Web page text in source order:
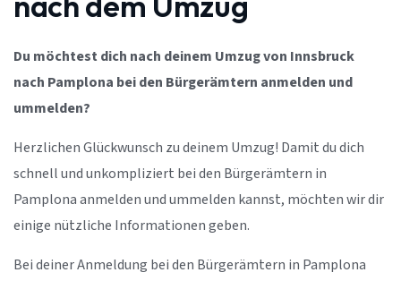
Du möchtest dich nach deinem Umzug von Innsbruck
nach Pamplona bei den Bürgerämtern anmelden und
ummelden?
Herzlichen Glückwunsch zu deinem Umzug! Damit du dich
schnell und unkompliziert bei den Bürgerämtern in
Pamplona anmelden und ummelden kannst, möchten wir dir
einige nützliche Informationen geben.
Bei deiner Anmeldung bei den Bürgerämtern in Pamplona